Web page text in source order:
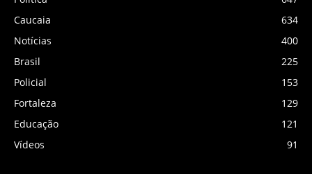
Caucaia
634
Notícias
400
Brasil
225
Policial
153
Fortaleza
129
Educação
121
Vídeos
91